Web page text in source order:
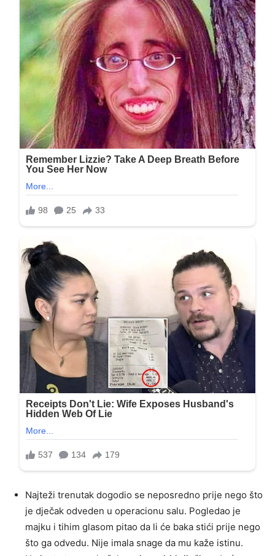
Najteži trenutak dogodio se neposredno prije nego što
je dječak odveden u operacionu salu. Pogledao je
majku i tihim glasom pitao da li će baka stići prije nego
što ga odvedu. Nije imala snage da mu kaže istinu.